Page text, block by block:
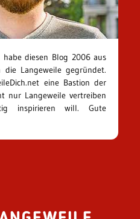
diesen Blog 2006 aus
die Langeweile gegründet.
eine Bastion der
nur Langeweile vertreiben
inspirieren will. Gute